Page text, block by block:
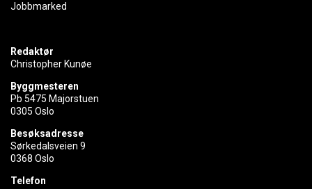
Jobbmarked
Redaktør
Christopher Kunøe
Byggmesteren
Pb 5475 Majorstuen
0305 Oslo
Besøksadresse
Sørkedalsveien 9
0368 Oslo
Telefon